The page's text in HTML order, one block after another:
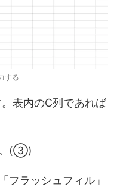
する
表内のC列であれば
。(③)
フラッシュフィル」